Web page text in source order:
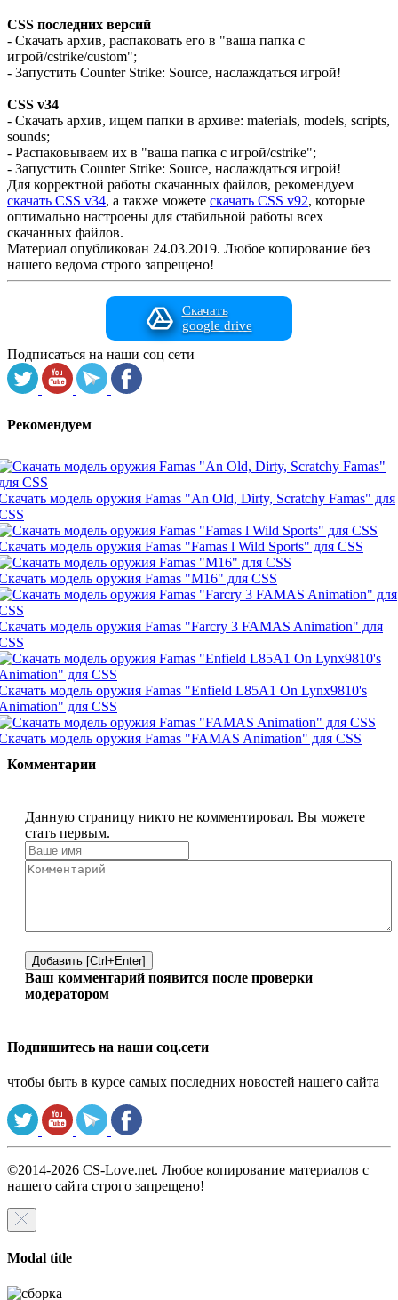
CSS последних версий
- Скачать архив, распаковать его в "ваша папка с
игрой/cstrike/custom";
- Запустить Counter Strike: Source, наслаждаться игрой!
CSS v34
- Скачать архив, ищем папки в архиве: materials, models, scripts,
sounds;
- Распаковываем их в "ваша папка с игрой/cstrike";
- Запустить Counter Strike: Source, наслаждаться игрой!
Для корректной работы скачанных файлов, рекомендуем
скачать CSS v34, а также можете скачать CSS v92, которые
оптимально настроены для стабильной работы всех
скачанных файлов.
Материал опубликован 24.03.2019. Любое копирование без
нашего ведома строго запрещено!
Скачать
google drive
Подписаться на наши соц сети
Рекомендуем
модель оружия Famas "An Old, Dirty, Scratchy Famas" для
модель оружия Famas "Famas l Wild Sports" для CSS
модель оружия Famas "М16" для CSS
модель оружия Famas "Farcry 3 FAMAS Animation" для
модель оружия Famas "Enfield L85A1 On Lynx9810's
для CSS
модель оружия Famas "FAMAS Animation" для CSS
Комментарии
Данную страницу никто не комментировал. Вы можете
стать первым.
Добавить [Ctrl+Enter]
Ваш комментарий появится после проверки
модератором
Подпишитесь на наши соц.сети
чтобы быть в курсе самых последних новостей нашего сайта
©2014-2026 CS-Love.net. Любое копирование материалов с
нашего сайта строго запрещено!
Modal title